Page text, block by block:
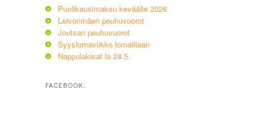
Puolikausimaksu keväälle 2026
Leivonmäen peuhuvuorot
Joutsan peuhuvuorot
Syyslomaviikko lomaillaan
Nappulakisat la 24.5.
FACEBOOK: